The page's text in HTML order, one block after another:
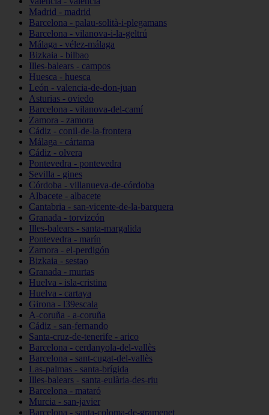
Madrid - madrid
Barcelona - palau-solità-i-plegamans
Barcelona - vilanova-i-la-geltrú
Málaga - vélez-málaga
Bizkaia - bilbao
Illes-balears - campos
Huesca - huesca
León - valencia-de-don-juan
Asturias - oviedo
Barcelona - vilanova-del-camí
Zamora - zamora
Cádiz - conil-de-la-frontera
Málaga - cártama
Cádiz - olvera
Pontevedra - pontevedra
Sevilla - gines
Córdoba - villanueva-de-córdoba
Albacete - albacete
Cantabria - san-vicente-de-la-barquera
Granada - torvizcón
Illes-balears - santa-margalida
Pontevedra - marín
Zamora - el-perdigón
Bizkaia - sestao
Granada - murtas
Huelva - isla-cristina
Huelva - cartaya
Girona - l39escala
A-coruña - a-coruña
Cádiz - san-fernando
Santa-cruz-de-tenerife - arico
Barcelona - cerdanyola-del-vallès
Barcelona - sant-cugat-del-vallès
Las-palmas - santa-brígida
Illes-balears - santa-eulària-des-riu
Barcelona - mataró
Murcia - san-javier
Barcelona - santa-coloma-de-gramenet